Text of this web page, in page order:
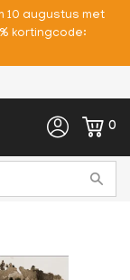
10 augustus met
kortingcode:
0